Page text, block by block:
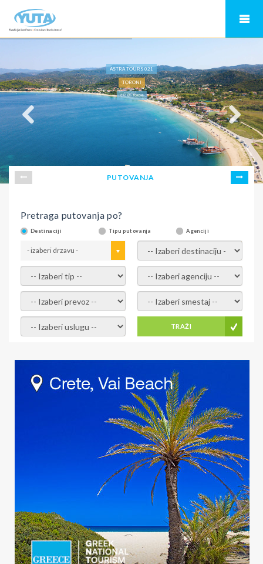
ASTRA TOURS 021
TORONI
GRČKA - TORONI
PUTOVANJA
Pretraga putovanja po?
Destinaciji Tipu putovanja Agenciji
- izaberi drzavu - - izaberi destinaciju -
- izaberi tip - - izaberi agenciju -
- izaberi prevoz - - Izaberite smestaj -
- Izaberite uslugu - TRAŽI